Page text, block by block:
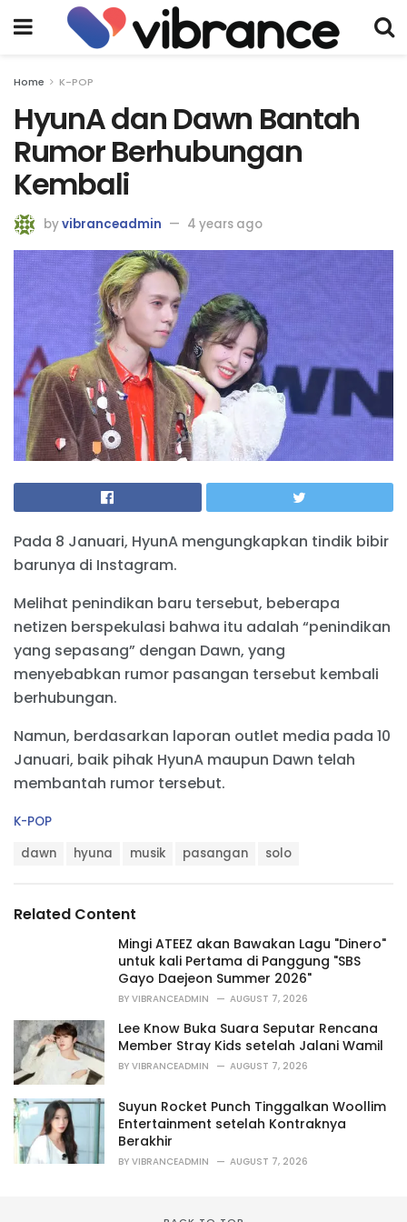
Home K-POP
HyunA dan Dawn Bantah
Rumor Berhubungan
Kembali
byvibranceadmin 4 years ago
Pada 8 Januari, HyunA mengungkapkan tindik bibir
barunya di Instagram.
Melihat penindikan baru tersebut, beberapa
netizen berspekulasi bahwa itu adalah “penindikan
yang sepasang” dengan Dawn, yang
menyebabkan rumor pasangan tersebut kembali
berhubungan.
Namun, berdasarkan laporan outlet media pada 10
Januari, baik pihak HyunA maupun Dawn telah
membantah rumor tersebut.
C
r
K-POP
:
dawn hyuna musik pasangan solo
Related Content
Mingi ATEEZ akan Bawakan Lagu "Dinero"
untuk kali Pertama di Panggung "SBS
Gayo Daejeon Summer 2026"
BY VIBRANCEADMIN AUGUST 7, 2026
Lee Know Buka Suara Seputar Rencana
Member Stray Kids setelah Jalani Wamil
BY VIBRANCEADMIN AUGUST 7, 2026
Suyun Rocket Punch Tinggalkan Woollim
Entertainment setelah Kontraknya
Berakhir
BY VIBRANCEADMIN AUGUST 7, 2026